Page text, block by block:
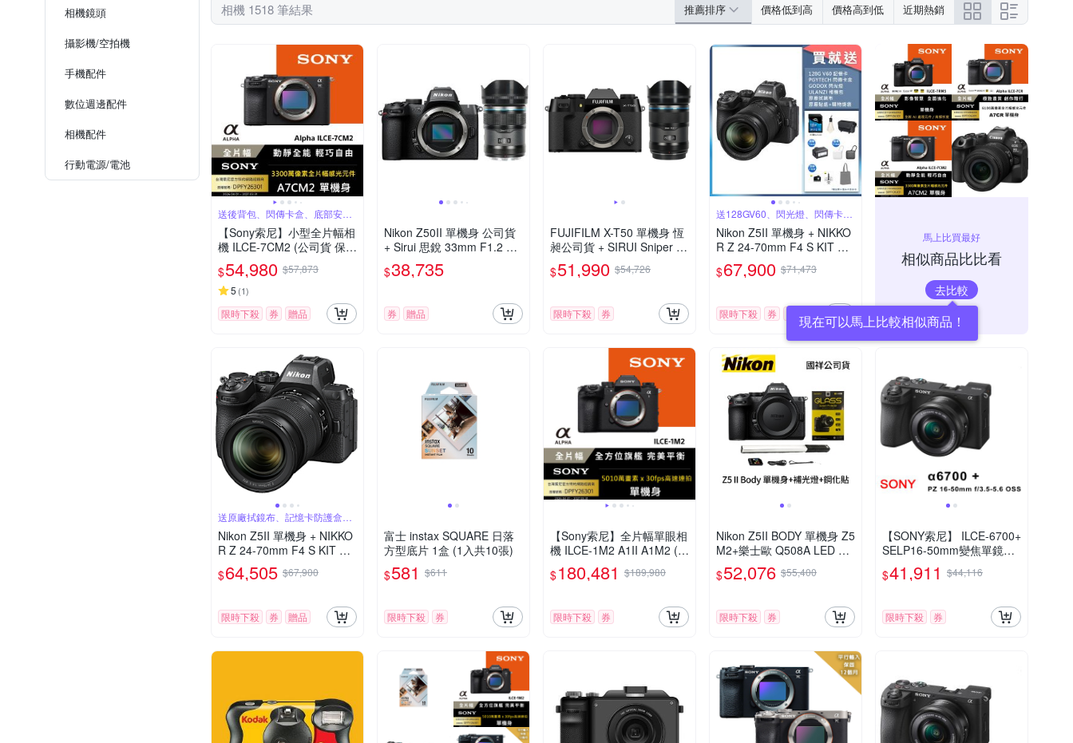
相機鏡頭
攝影機/空拍機
手機配件
數位週邊配件
相機配件
行動電源/電池
相機 1518 筆結果 推薦排序 價格低到高 價格高到低 近期熱銷
送後背包、閃傳卡盒、底部安裝
板、蔡司噴霧
【Sony索尼】小型全片幅相
機 ILCE-7CM2 (公司貨 保固
18+6個月) A7CM2
$54,980 $57,873
5 (1)
限時下殺 券 贈品
Nikon Z50II 單機身 公司貨
+ Sirui 思銳 33mm F1.2 鏡
頭 佛提普拉斯公司貨
$38,735
券 贈品
FUJIFILM X-T50 單機身 恆
昶公司貨 + SIRUI Sniper 23
mm F1.2 APSC 鏡頭 佛提
普拉斯公司貨
$51,990 $54,726
限時下殺 券
送128GV60、閃光燈、閃傳卡
盒、背包
Nikon Z5II 單機身 + NIKKO
R Z 24-70mm F4 S KIT 變
焦鏡組 公司貨
$67,900 $71,473
限時下殺 券 贈品
馬上比買最好
相似商品比比看
去比較
現在可以馬上比較相似商品！
送原廠拭鏡布、記憶卡防護盒、
蔡司清潔組
Nikon Z5II 單機身 + NIKKO
R Z 24-70mm F4 S KIT 變
焦鏡組 公司貨
$64,505 $67,900
限時下殺 券 贈品
富士 instax SQUARE 日落
方型底片 1盒 (1入共10張)
$581 $611
限時下殺 券
【Sony索尼】全片幅單眼相
機 ILCE-1M2 A1II A1M2 (公
司貨 保固18+6個月)
$180,481 $189,980
限時下殺 券
Nikon Z5II BODY 單機身 Z5
M2+樂士歐 Q508A LED 補
光燈+鋼化貼 (公司貨)
$52,076 $55,400
限時下殺 券
【SONY索尼】 ILCE-6700+
SELP16-50mm變焦單鏡組
(平行輸入)
$41,911 $44,116
限時下殺 券